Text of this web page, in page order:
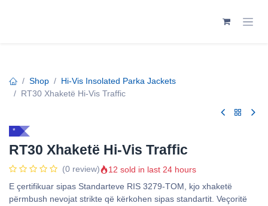
Shop
Hi-Vis Insolated Parka Jackets
RT30 Xhaketë Hi-Vis Traffic
*
RT30 Xhaketë Hi-Vis Traffic
(0 review) 12 sold in last 24 hours
E çertifikuar sipas Standarteve RIS 3279-TOM, kjo xhaketë
përmbush nevojat strikte që kërkohen sipas standartit. Veçoritë